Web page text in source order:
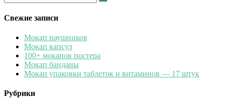
Найти
Свежие записи
Мокап наушников
Мокап капсул
100+ мокапов постера
Мокап банданы
Мокап упаковки таблеток и витаминов — 17 штук
Рубрики